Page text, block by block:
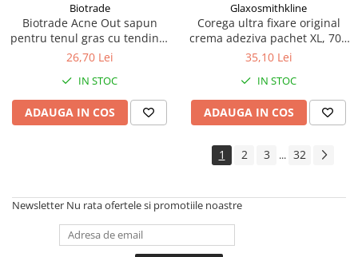
Biotrade
Biotrade Acne Out sapun
pentru tenul gras cu tendinta
acneica, 100g Zephyr Labs
26,70 Lei
IN STOC
ADAUGA IN COS
Glaxosmithkline
Corega ultra fixare original
crema adeziva pachet XL, 70g
Zephyr Labs
35,10 Lei
IN STOC
ADAUGA IN COS
1 2 3 ... 32
Newsletter Nu rata ofertele si promotiile noastre